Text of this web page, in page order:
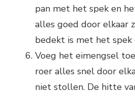
pan met het spek en
alles goed door elkaar
bedekt is met het spek
Voeg het eimengsel
roer alles snel door
niet stollen. De hitte